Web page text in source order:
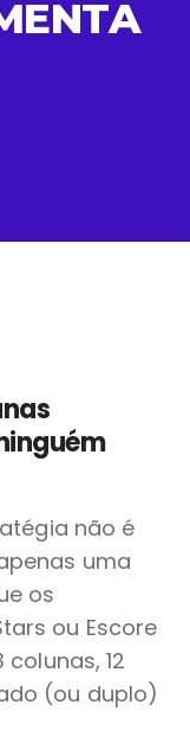
não é
uma
os
ou Escore
12
(ou duplo)